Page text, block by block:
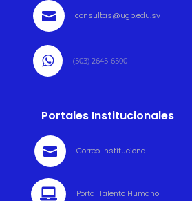
 consultas@ugb.edu.sv
 (503) 2645-6500
Portales Institucionales
 Correo Institucional
 Portal Talento Humano